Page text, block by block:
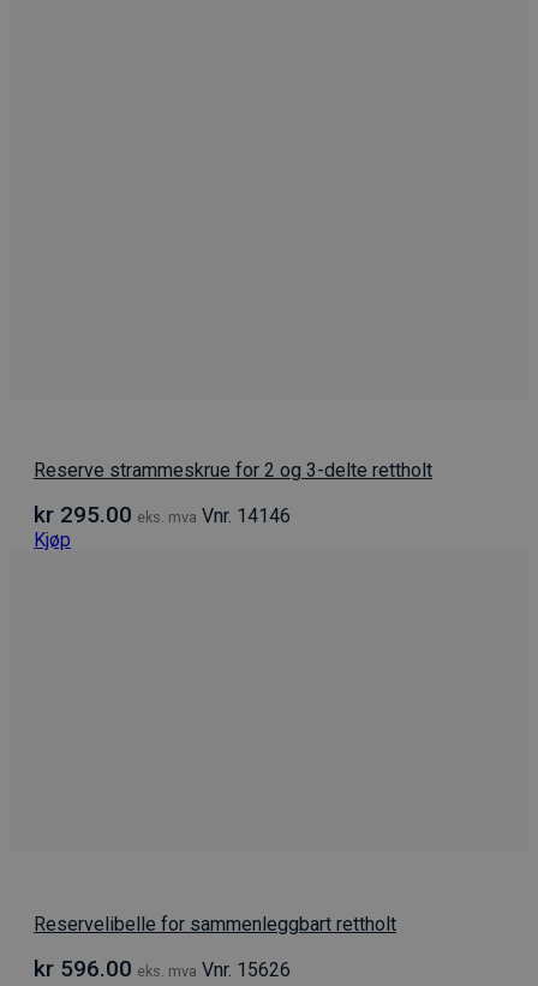
Reserve strammeskrue for 2 og 3-delte rettholt
kr 295.00 eks. mva Vnr. 14146
Kjøp
Reservelibelle for sammenleggbart rettholt
kr 596.00 eks. mva Vnr. 15626